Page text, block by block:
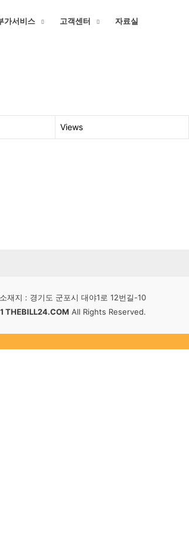
가서비스 고객센터 자료실
Views
지 : 경기도 군포시 대야1로 12번길-10
THEBILL24.COM All Rights Reserved.